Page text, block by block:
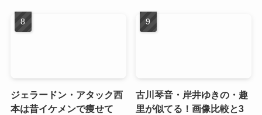
ジェラードン・アタック西
本は昔イケメンで痩せて
古川琴音・岸井ゆきの・趣
里が似てる！画像比較と3